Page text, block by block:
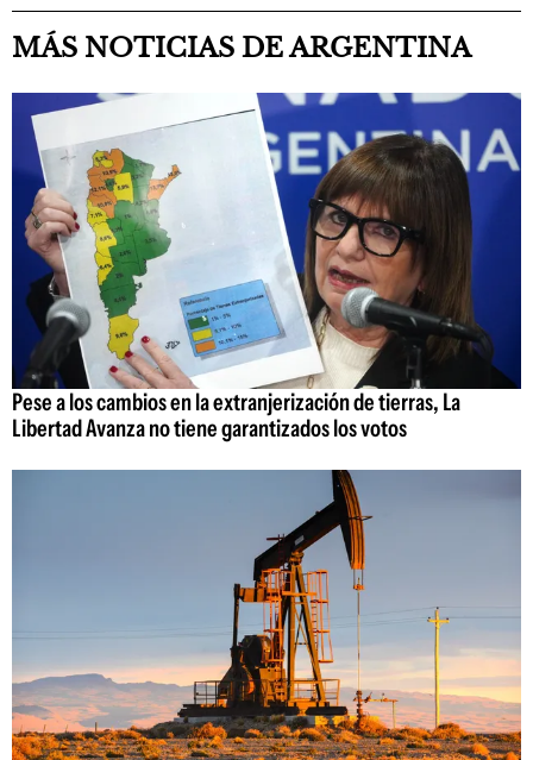
MÁS NOTICIAS DE ARGENTINA
Pese a los cambios en la extranjerización de tierras, La
Libertad Avanza no tiene garantizados los votos